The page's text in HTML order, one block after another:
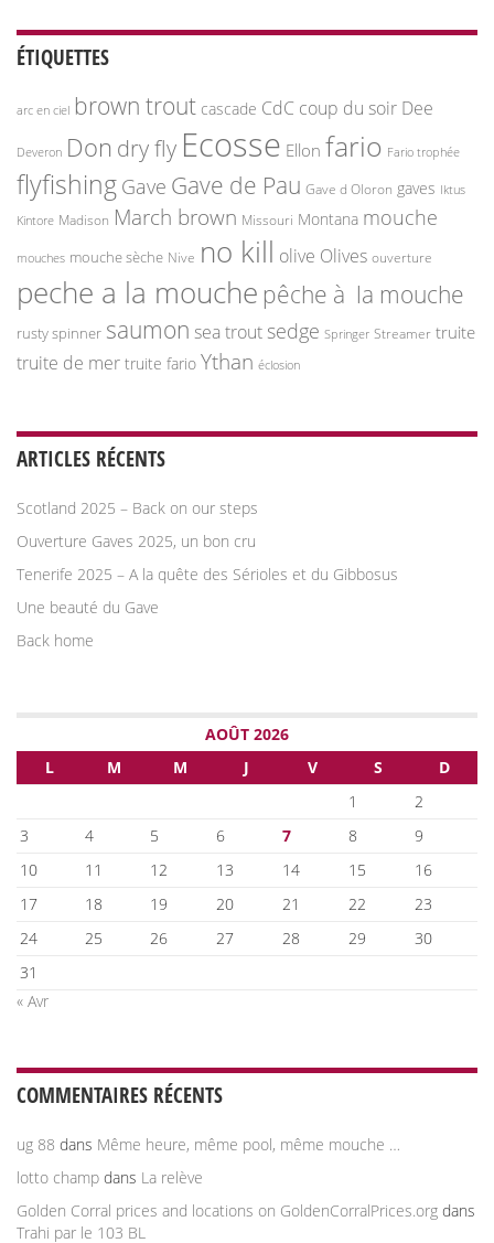
ÉTIQUETTES
arc en ciel brown trout cascade CdC coup du soir Dee
Deveron Don dry fly Ecosse Ellon fario Fario trophée
flyfishing Gave Gave de Pau Gave d Oloron gaves Iktus
Kintore Madison March brown Missouri Montana mouche
mouches mouche sèche Nive no kill olive Olives ouverture
peche a la mouche pêche à la mouche
rusty spinner saumon sea trout sedge Springer Streamer truite
truite de mer truite fario Ythan éclosion
ARTICLES RÉCENTS
Scotland 2025 – Back on our steps
Ouverture Gaves 2025, un bon cru
Tenerife 2025 – A la quête des Sérioles et du Gibbosus
Une beauté du Gave
Back home
AOÛT 2026
L
M M J V S
D
1
2
3
4 5 6 7 8
9
10
11 12 13 14 15
16
17
18 19 20 21 22
23
24
25 26 27 28 29
30
31
« Avr
COMMENTAIRES RÉCENTS
ug 88 dans Même heure, même pool, même mouche …
lotto champ dans La relève
Golden Corral prices and locations on GoldenCorralPrices.org dans
Trahi par le 103 BL